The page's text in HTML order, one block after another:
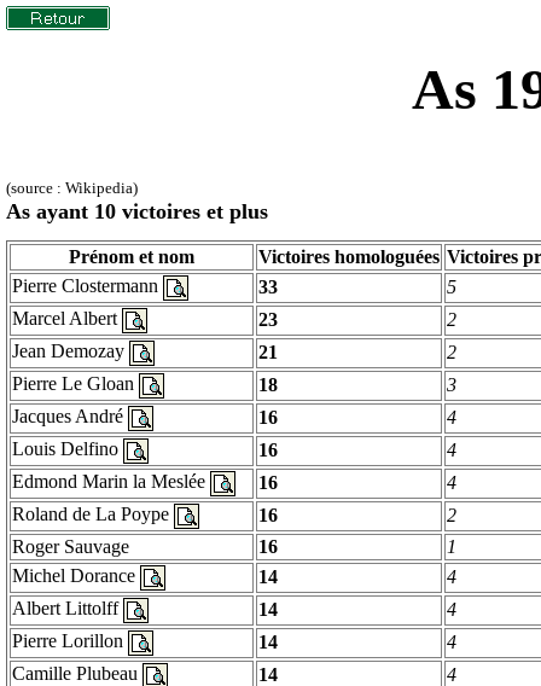
As
(source : Wikipedia)
As ayant 10 victoires et plus
Prénom et nom Victoires homologuées Victoires
Pierre Clostermann
33
5
Marcel Albert
23
2
Jean Demozay 21
2
Pierre Le Gloan 18
3
Jacques André
16
4
Louis Delfino 16
4
Edmond Marin la Meslée 16
4
Roland de La Poype 16
2
Roger Sauvage
16
1
Michel Dorance 14
4
Albert Littolff 14
4
Pierre Lorillon 14
4
Camille Plubeau 14
4